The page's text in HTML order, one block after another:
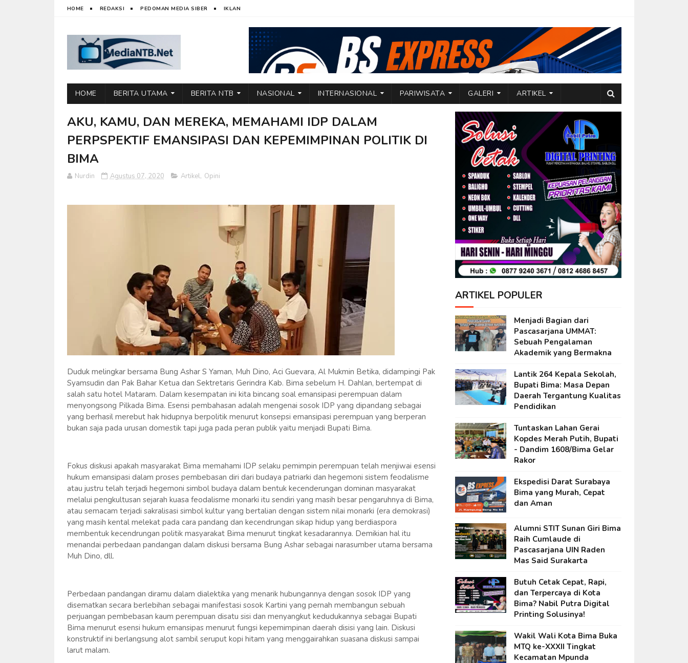
HOME REDAKSI PEDOMAN MEDIA SIBER IKLAN
HOME BERITA UTAMA BERITA NTB NASIONAL INTERNASIONAL PARIWISATA GALERI ARTIKEL
AKU, KAMU, DAN MEREKA, MEMAHAMI IDP DALAM
PERPSPEKTIF EMANSIPASI DAN KEPEMIMPINAN POLITIK DI
BIMA
Nurdin Agustus 07, 2020 Artikel, Opini
Duduk melingkar bersama Bung Ashar S Yaman, Muh Dino, Aci Guevara, Al Mukmin Betika, didampingi Pak
Syamsudin dan Pak Bahar Ketua dan Sektretaris Gerindra Kab. Bima sebelum H. Dahlan, bertempat di
salah satu hotel Mataram. Dalam kesempatan ini kita bincang soal emansipasi perempuan dalam
menyongsong Pilkada Bima. Esensi pembahasan adalah mengenai sosok IDP yang dipandang sebagai
yang berhasil merebut hak hidupnya berpolitik menurut konsepsi emansipasi perempuan yang berperan
bukan saja pada urusan domestik tapi juga pada peran publik yaitu menjadi Bupati Bima.
Fokus diskusi apakah masyarakat Bima memahami IDP selaku pemimpin perempuan telah menjiwai esensi
hukum emansipasi dalam proses pembebasan diri dari budaya patriarki dan hegemoni sistem feodalisme
atau justru telah terjadi hegemoni simbol budaya dalam bentuk kecenderungan dominan masyarakat
melalui pengkultusan sejarah kuasa feodalisme monarki itu sendiri yang masih besar pengaruhnya di Bima,
atau semacam terjadi sakralisasi simbol kultur yang bertalian dengan sistem nilai monarki (era demokrasi)
yang masih kental melekat pada cara pandang dan kecendrungan sikap hidup yang berdiaspora
membentuk kecendrungan politik masyarakat Bima menurut tingkat kesadarannya. Demikian hal itu
menandai perbedaan pandangan dalam diskusi bersama Bung Ashar sebagai narasumber utama bersama
Muh Dino, dll.
Perbedaan pandangan diramu dalam dialektika yang menarik hubungannya dengan sosok IDP yang
disematkan secara berlebihan sebagai manifestasi sosok Kartini yang pernah membangun sebuah
perjuangan pembebasan kaum perempuan disatu sisi dan menyangkut kedudukannya sebagai Bupati
Bima menurut esensi hukum emansipas menurut fungsi kepemimpinan daerah disisi yang lain. Diskusi
konstruktif ini berlangsung alot sambil seruput kopi hitam yang menggairahkan suasana diskusi sampai
larut malam.
ARTIKEL POPULER
Menjadi Bagian dari
Pascasarjana UMMAT:
Sebuah Pengalaman
Akademik yang Bermakna
Lantik 264 Kepala Sekolah,
Bupati Bima: Masa Depan
Daerah Tergantung Kualitas
Pendidikan
Tuntaskan Lahan Gerai
Kopdes Merah Putih, Bupati
- Dandim 1608/Bima Gelar
Rakor
Ekspedisi Darat Surabaya
Bima yang Murah, Cepat
dan Aman
Alumni STIT Sunan Giri Bima
Raih Cumlaude di
Pascasarjana UIN Raden
Mas Said Surakarta
Butuh Cetak Cepat, Rapi,
dan Terpercaya di Kota
Bima? Nabil Putra Digital
Printing Solusinya!
Wakil Wali Kota Bima Buka
MTQ ke-XXXII Tingkat
Kecamatan Mpunda